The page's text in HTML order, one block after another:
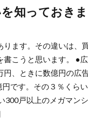
知っておき
ます。その違いは、
こうと思います。 ●
、ときに数億円の広
です。その３％くら
300戸以上のメガマン